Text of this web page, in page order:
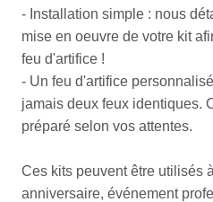
- Installation simple : nous
mise en oeuvre de votre kit
feu d'artifice !
- Un feu d'artifice
jamais deux feux identiques.
préparé selon vos attentes.
Ces kits peuvent être utilisés
anniversaire, événement